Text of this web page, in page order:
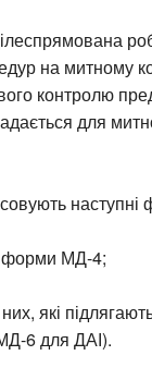
на митному
контролю
для
форми МД-4;
які
6 для ДАІ).